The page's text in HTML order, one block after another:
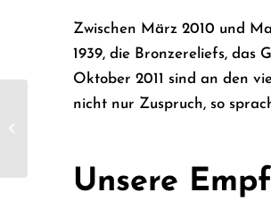
Zwischen März 2010 und
1939, die Bronzereliefs, das
Oktober 2011 sind an den
nicht nur Zuspruch, so
Unsere